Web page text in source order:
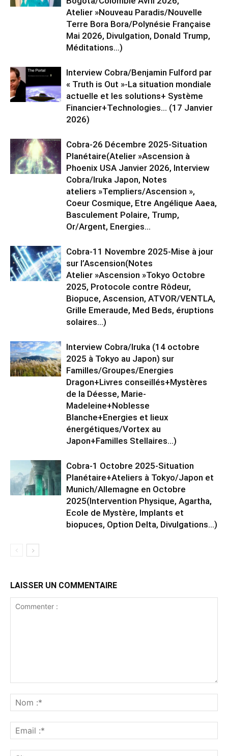
Atelier »Nouveau Paradis/Nouvelle
Terre Bora Bora/Polynésie Française
Mai 2026, Divulgation, Donald Trump,
Méditations…)
Interview Cobra/Benjamin Fulford par
« Truth is Out »-La situation mondiale
actuelle et les solutions+ Système
Financier+Technologies… (17 Janvier
2026)
Cobra-26 Décembre 2025-Situation
Planétaire(Atelier »Ascension à
Phoenix USA Janvier 2026, Interview
Cobra/Iruka Japon, Notes
ateliers »Templiers/Ascension »,
Coeur Cosmique, Etre Angélique Aaea,
Basculement Polaire, Trump,
Or/Argent, Energies...
Cobra-11 Novembre 2025-Mise à jour
sur l’Ascension(Notes
Atelier »Ascension »Tokyo Octobre
2025, Protocole contre Rôdeur,
Biopuce, Ascension, ATVOR/VENTLA,
Grille Emeraude, Med Beds, éruptions
solaires…)
Interview Cobra/Iruka (14 octobre
2025 à Tokyo au Japon) sur
Familles/Groupes/Energies
Dragon+Livres conseillés+Mystères
de la Déesse, Marie-
Madeleine+Noblesse
Blanche+Energies et lieux
énergétiques/Vortex au
Japon+Familles Stellaires…)
Cobra-1 Octobre 2025-Situation
Planétaire+Ateliers à Tokyo/Japon et
Munich/Allemagne en Octobre
2025(Intervention Physique, Agartha,
Ecole de Mystère, Implants et
biopuces, Option Delta, Divulgations…)
LAISSER UN COMMENTAIRE